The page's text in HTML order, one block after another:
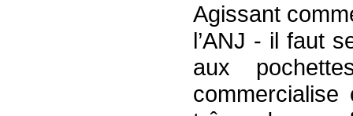
Agissant
l’ANJ - il faut
aux